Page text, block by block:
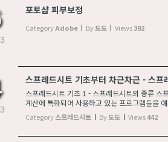
포토샵 피부보정
CategoryAdobe By도도 Views392
스프레드시트 기초부터 차근차근 - 스프
스프레드시트 기초 1 - 스프레드시트의 종류 스
계산에 특화되어 사용하고 있는 프로그램들을
그램은 마이크로소프트 엑셀, 한글과컴퓨터의
(Calc), 오픈오피스의 칼스(Calc), iWo...
Category스프레드시트 By도도 Views442